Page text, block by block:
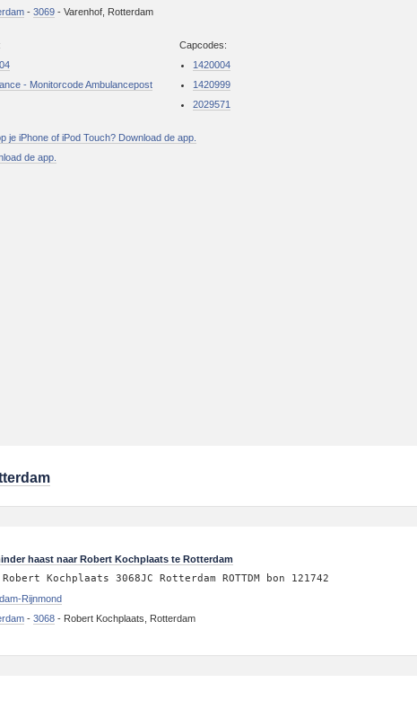
-3069 -Varenhof, Rotterdam
- Monitorcode Ambulancepost
Capcodes:
1420004
1420999
2029571
je iPhone of iPod Touch? Download de app.
de app.
haast naar Robert Kochplaats te Rotterdam
Robert Kochplaats 3068JC Rotterdam ROTTDM bon 121742
Rijnmond
-3068 - Robert Kochplaats, Rotterdam